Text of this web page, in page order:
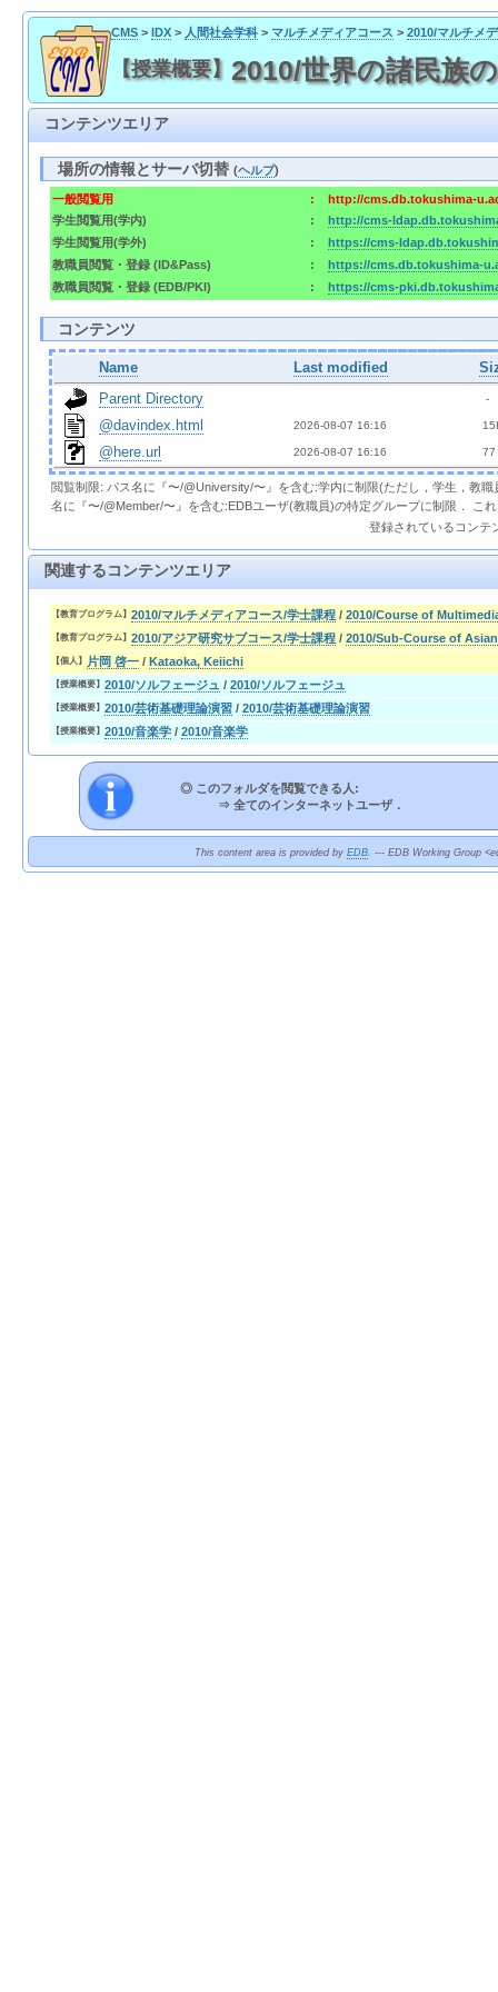
CMS> IDX> 人間社会学科> マルチメディアコース > 2010/マルチメ
【授業概要】 2010/世界の諸民族
コンテンツエリア
場所の情報とサーバ切替(ヘルプ)
一般閲覧用 :
http://cms.db.tokushima-
学生閲覧用(学内)
:
http://cms-
学生閲覧用(学外)
:
https://cms-
教職員閲覧・登録 (ID&Pass)
:
https://cms.db.tokushima-
教職員閲覧・登録 (EDB/PKI)
: https://cms-
コンテンツ
Name Last modified
Parent Directory
  -
@davindex.html 2026-08-07 16:16
@here.url 2026-08-07 16:16 77
閲覧制限: パス名に『〜/@University/〜』を含む:学内に制限(ただし，学生，教
名に『〜/@Member/〜』を含む:EDBユーザ(教職員)の特定グループに制限． こ
登録されているコンテ
関連するコンテンツエリア
【教育プログラム】 2010/マルチメディアコース/学士課程 / 2010/Course of
【教育プログラム】 2010/アジア研究サブコース/学士課程 / 2010/Sub-Course of
【個人】 片岡 啓一 / Kataoka, Keiichi
【授業概要】 2010/ソルフェージュ / 2010/ソルフェージュ
【授業概要】 2010/芸術基礎理論演習 / 2010/芸術基礎理論演習
【授業概要】 2010/音楽学 / 2010/音楽学
◎ このフォルダを閲覧できる人:
⇒ 全てのインターネットユーザ．
This content area is provided by EDB. --- EDB Working Group